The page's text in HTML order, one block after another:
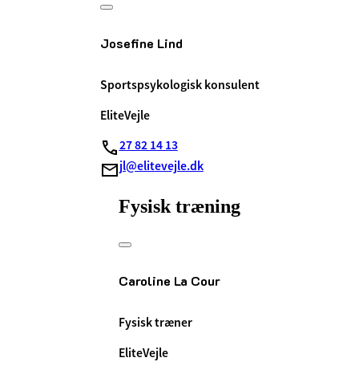
Josefine Lind
Sportspsykologisk konsulent
EliteVejle
27 82 14 13
jl@elitevejle.dk
Fysisk træning
Caroline La Cour
Fysisk træner
EliteVejle